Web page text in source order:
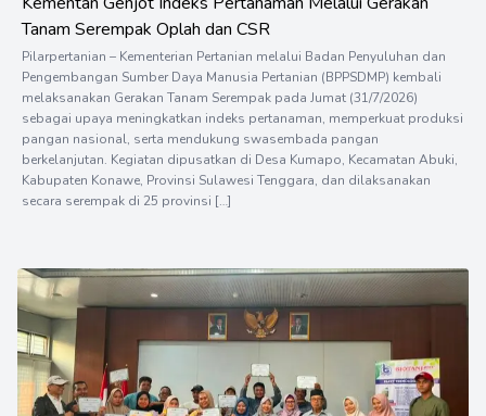
Tanam Serempak Oplah dan CSR
Pilarpertanian – Kementerian Pertanian melalui Badan Penyuluhan dan
Pengembangan Sumber Daya Manusia Pertanian (BPPSDMP) kembali
melaksanakan Gerakan Tanam Serempak pada Jumat (31/7/2026)
sebagai upaya meningkatkan indeks pertanaman, memperkuat produksi
pangan nasional, serta mendukung swasembada pangan
berkelanjutan. Kegiatan dipusatkan di Desa Kumapo, Kecamatan Abuki,
Kabupaten Konawe, Provinsi Sulawesi Tenggara, dan dilaksanakan
secara serempak di 25 provinsi […]